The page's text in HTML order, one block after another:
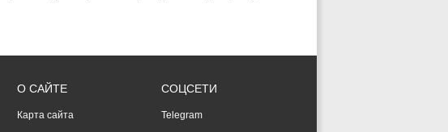
О САЙТЕ
Карта сайта
СОЦСЕТИ
Telegram